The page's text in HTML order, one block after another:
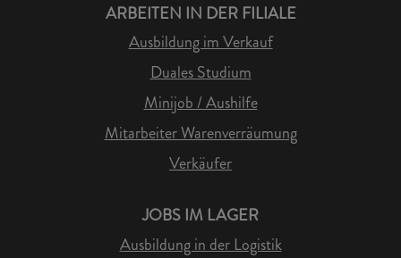
ARBEITEN IN DER FILIALE
Ausbildung im Verkauf
Duales Studium
Minijob / Aushilfe
Mitarbeiter Warenverräumung
Verkäufer
JOBS IM LAGER
Ausbildung in der Logistik